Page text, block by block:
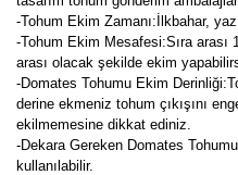
-Tohum Ekim Zamanı:İlkbahar,
-Tohum Ekim Mesafesi:Sıra arası
arası olacak şekilde ekim
-Domates Tohumu Ekim
derine ekmeniz tohum çıkışını
ekilmemesine dikkat ediniz.
-Dekara Gereken Domates
kullanılabilir.